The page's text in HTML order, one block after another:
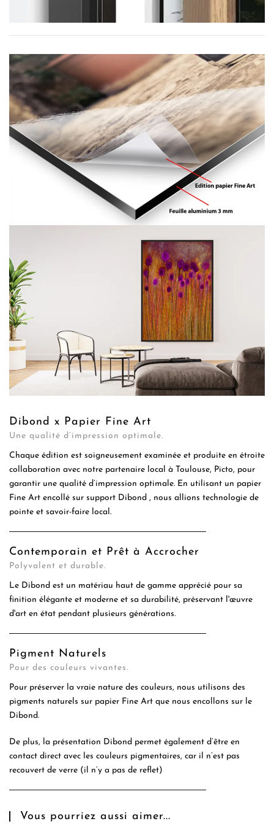
Dibond x Papier Fine Art
Une qualité d’impression optimale.
Chaque édition est soigneusement examinée et produite en étroite
collaboration avec notre partenaire local à Toulouse, Picto, pour
garantir une qualité d’impression optimale. En utilisant un papier
Fine Art encollé sur support Dibond , nous allions technologie de
pointe et savoir-faire local.
Contemporain et Prêt à Accrocher
Polyvalent et durable.
Le Dibond est un matériau haut de gamme apprécié pour sa
finition élégante et moderne et sa durabilité, préservant l'œuvre
d'art en état pendant plusieurs générations.
Pigment Naturels
Pour des couleurs vivantes.
Pour préserver la vraie nature des couleurs, nous utilisons des
pigments naturels sur papier Fine Art que nous encollons sur le
Dibond.
De plus, la présentation Dibond permet également d’être en
contact direct avec les couleurs pigmentaires, car il n’est pas
recouvert de verre (il n’y a pas de reflet)
Vous pourriez aussi aimer...